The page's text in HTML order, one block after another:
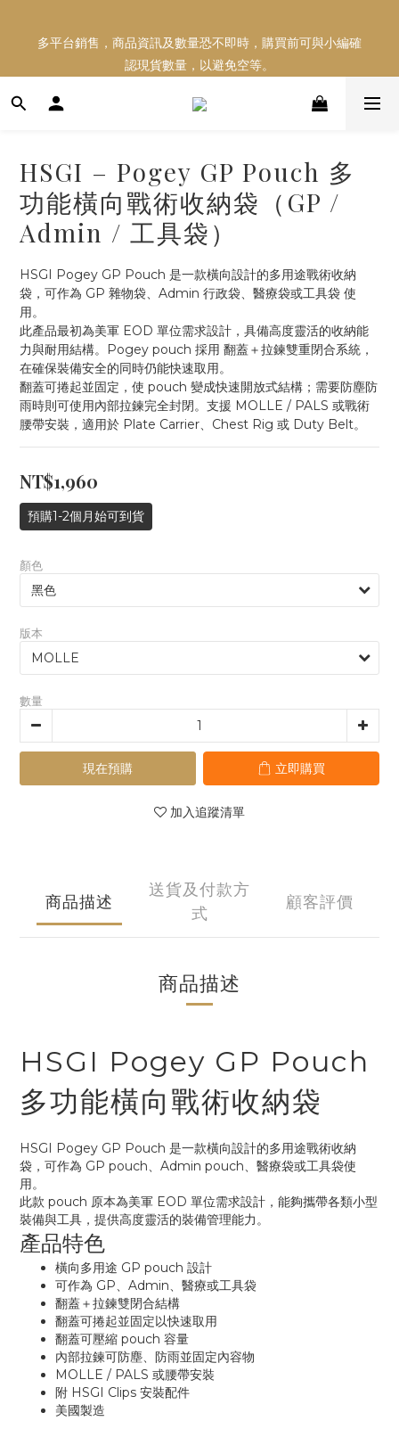
認現貨數量，以避免空等。
認現貨數量，以避免空等。
好東西跟好朋友分享～推薦好友一同享100元購物金！！！
多平台銷售，商品資訊及數量恐不即時，購買前可與小編確
認現貨數量，以避免空等。
HSGI – Pogey GP Pouch 多
功能橫向戰術收納袋（GP /
Admin / 工具袋）
HSGI Pogey GP Pouch 是一款橫向設計的多用途戰術收納
袋，可作為 GP 雜物袋、Admin 行政袋、醫療袋或工具袋 使
用。
此產品最初為美軍 EOD 單位需求設計，具備高度靈活的收納能
力與耐用結構。Pogey pouch 採用 翻蓋＋拉鍊雙重閉合系統，
在確保裝備安全的同時仍能快速取用。
翻蓋可捲起並固定，使 pouch 變成快速開放式結構；需要防塵防
雨時則可使用內部拉鍊完全封閉。支援 MOLLE / PALS 或戰術
腰帶安裝，適用於 Plate Carrier、Chest Rig 或 Duty Belt。
NT$1,960
預購1-2個月始可到貨
顏色
版本
數量
現在預購 立即購買
加入追蹤清單
商品描述
送貨及付款方
式
顧客評價
商品描述
HSGI Pogey GP Pouch
多功能橫向戰術收納袋
HSGI Pogey GP Pouch 是一款橫向設計的多用途戰術收納
袋，可作為 GP pouch、Admin pouch、醫療袋或工具袋使
用。
此款 pouch 原本為美軍 EOD 單位需求設計，能夠攜帶各類小型
裝備與工具，提供高度靈活的裝備管理能力。
產品特色
橫向多用途 GP pouch 設計
可作為 GP、Admin、醫療或工具袋
翻蓋＋拉鍊雙閉合結構
翻蓋可捲起並固定以快速取用
翻蓋可壓縮 pouch 容量
內部拉鍊可防塵、防雨並固定內容物
MOLLE / PALS 或腰帶安裝
附 HSGI Clips 安裝配件
美國製造